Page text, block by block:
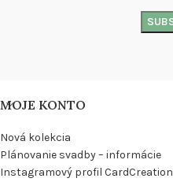
MOJE KONTO
Nová kolekcia
Plánovanie svadby – informácie
Instagramový profil CardCreation